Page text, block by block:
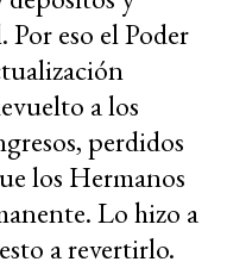
eso el Poder
a los
perdidos
los Hermanos
Lo hizo a
a revertirlo.